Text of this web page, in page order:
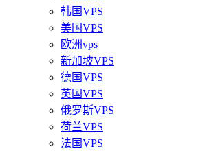
韩国VPS
美国VPS
欧洲vps
新加坡VPS
德国VPS
英国VPS
俄罗斯VPS
荷兰VPS
法国VPS